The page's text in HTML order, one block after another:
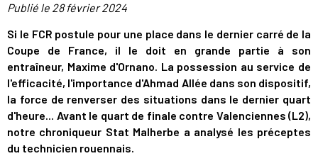
Publié le 28 février 2024
Si le FCR postule pour une place dans le dernier carré de la
Coupe de France, il le doit en grande partie à son
entraîneur, Maxime d'Ornano. La possession au service de
l'efficacité, l'importance d'Ahmad Allée dans son dispositif,
la force de renverser des situations dans le dernier quart
d'heure... Avant le quart de finale contre Valenciennes (L2),
notre chroniqueur Stat Malherbe a analysé les préceptes
du technicien rouennais.